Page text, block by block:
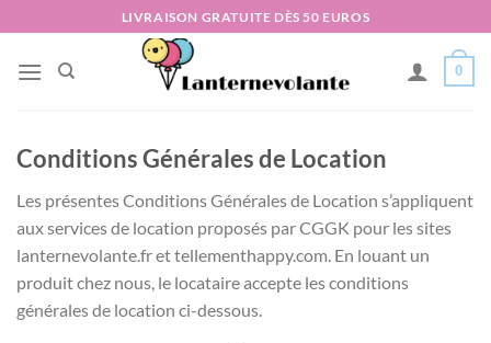
au
contenu
LIVRAISON GRATUITE DÈS 50 EUROS
0
Conditions Générales de Location
Les présentes Conditions Générales de Location s’appliquent
aux services de location proposés par CGGK pour les sites
lanternevolante.fr et tellementhappy.com. En louant un
produit chez nous, le locataire accepte les conditions
générales de location ci-dessous.